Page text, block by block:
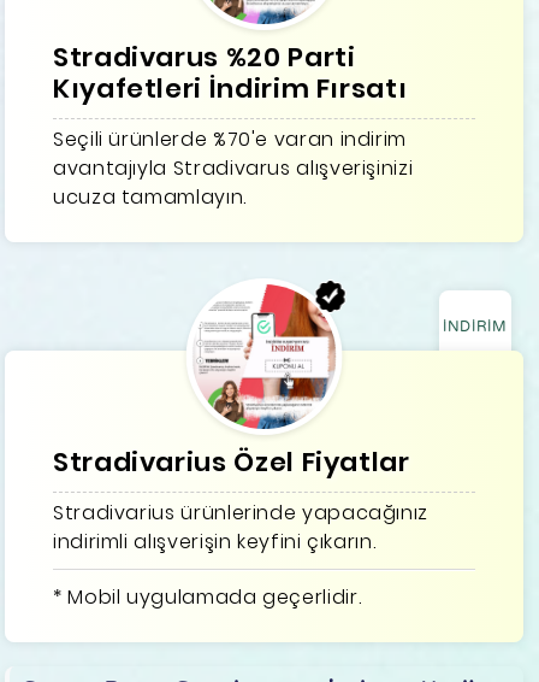
Stradivarus %20 Parti
Kıyafetleri İndirim Fırsatı
Seçili ürünlerde %70'e varan indirim
avantajıyla Stradivarus alışverişinizi
ucuza tamamlayın.
İNDİRİM
Stradivarius Özel Fiyatlar
Stradivarius ürünlerinde yapacağınız
indirimli alışverişin keyfini çıkarın.
* Mobil uygulamada geçerlidir.